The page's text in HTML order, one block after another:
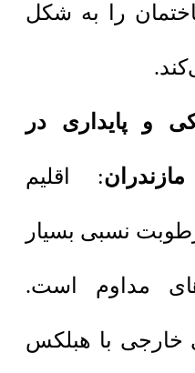
را به شکل
و پایداری در
: اقلیم
نسبی بسیار
مداوم است.
خارجی با هبلکس